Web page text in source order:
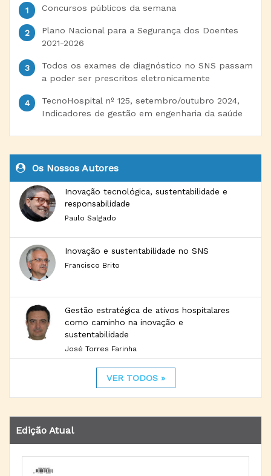
Concursos públicos da semana
Plano Nacional para a Segurança dos Doentes
2021-2026
Todos os exames de diagnóstico no SNS passam
a poder ser prescritos eletronicamente
TecnoHospital nº 125, setembro/outubro 2024,
Indicadores de gestão em engenharia da saúde
Os Nossos Autores
Inovação tecnológica, sustentabilidade e
responsabilidade
Paulo Salgado
Inovação e sustentabilidade no SNS
Francisco Brito
Gestão estratégica de ativos hospitalares
como caminho na inovação e
sustentabilidade
José Torres Farinha
VER TODOS »
Edição Atual